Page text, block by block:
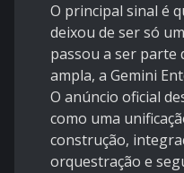
O principal sinal é
deixou de ser só
passou a ser parte
ampla, a Gemini
O anúncio oficial
como uma
construção,
orquestração e